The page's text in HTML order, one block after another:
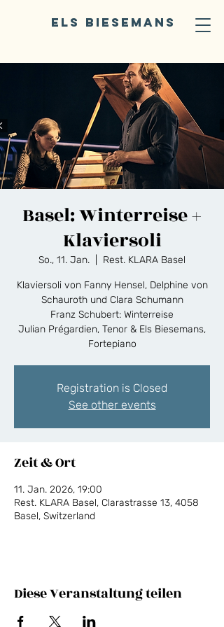
ELS BIESEMANS
Basel: Winterreise +
Klaviersoli
So., 11. Jan. Rest. KLARA Basel
Klaviersoli von Fanny Hensel, Delphine von
Schauroth und Clara Schumann
Franz Schubert: Winterreise
Julian Prégardien, Tenor & Els Biesemans,
Fortepiano
Registration is Closed
See other events
Zeit & Ort
11. Jan. 2026, 19:00
Rest. KLARA Basel, Clarastrasse 13, 4058
Basel, Switzerland
Diese Veranstaltung teilen